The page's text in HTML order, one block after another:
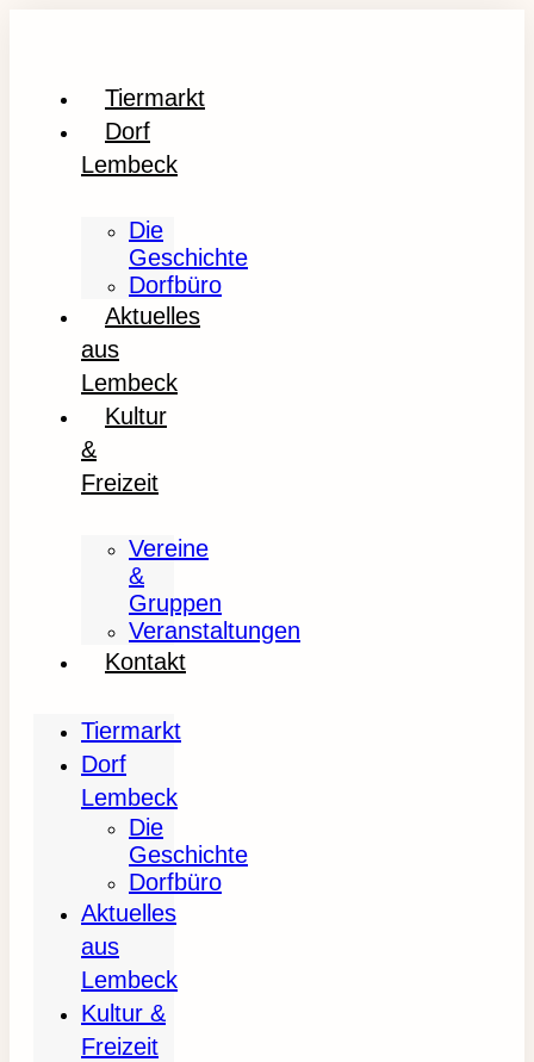
Tiermarkt
Dorf
Lembeck
Die
Geschichte
Dorfbüro
Aktuelles
aus
Lembeck
Kultur
&
Freizeit
Vereine
&
Gruppen
Veranstaltungen
Kontakt
Tiermarkt
Dorf
Lembeck
Die
Geschichte
Dorfbüro
Aktuelles
aus
Lembeck
Kultur &
Freizeit